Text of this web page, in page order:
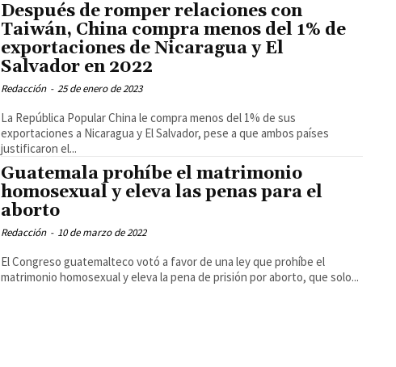
Después de romper relaciones con
Taiwán, China compra menos del 1% de
exportaciones de Nicaragua y El
Salvador en 2022
Redacción - 25 de enero de 2023
La República Popular China le compra menos del 1% de sus
exportaciones a Nicaragua y El Salvador, pese a que ambos países
justificaron el...
Guatemala prohíbe el matrimonio
homosexual y eleva las penas para el
aborto
Redacción - 10 de marzo de 2022
El Congreso guatemalteco votó a favor de una ley que prohíbe el
matrimonio homosexual y eleva la pena de prisión por aborto, que solo...